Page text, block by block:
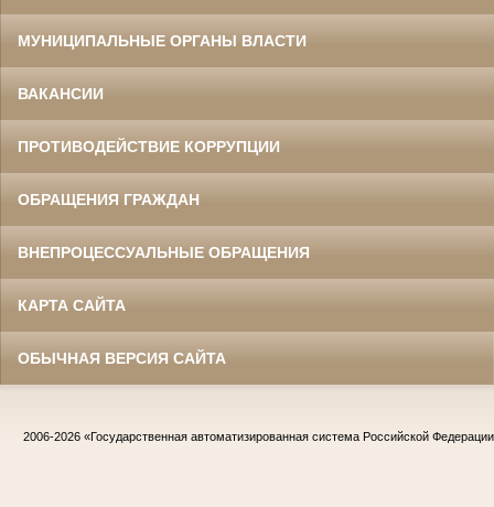
МУНИЦИПАЛЬНЫЕ ОРГАНЫ ВЛАСТИ
ВАКАНСИИ
ПРОТИВОДЕЙСТВИЕ КОРРУПЦИИ
ОБРАЩЕНИЯ ГРАЖДАН
ВНЕПРОЦЕССУАЛЬНЫЕ ОБРАЩЕНИЯ
КАРТА САЙТА
ОБЫЧНАЯ ВЕРСИЯ САЙТА
2006-2026 «Государственная автоматизированная система Российской